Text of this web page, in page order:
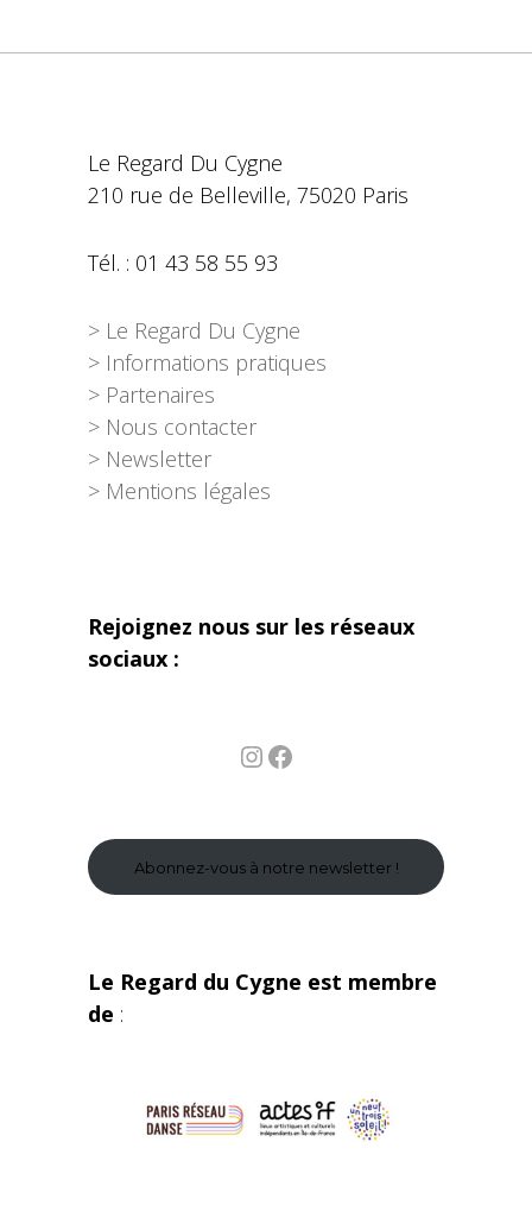
Le Regard Du Cygne
210 rue de Belleville, 75020 Paris
Tél. : 01 43 58 55 93
> Le Regard Du Cygne
> Informations pratiques
> Partenaires
> Nous contacter
> Newsletter
> Mentions légales
Rejoignez nous sur les réseaux
sociaux :
InstagramFacebook
Abonnez-vous à notre newsletter !
Le Regard du Cygne est membre
de :